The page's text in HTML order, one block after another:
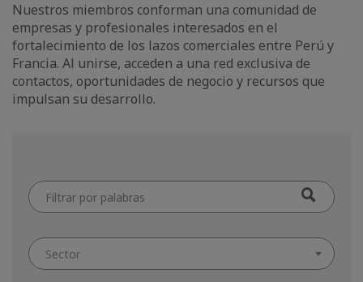
Nuestros miembros conforman una comunidad de
empresas y profesionales interesados en el
fortalecimiento de los lazos comerciales entre Perú y
Francia. Al unirse, acceden a una red exclusiva de
contactos, oportunidades de negocio y recursos que
impulsan su desarrollo.
Filtrar
por
palabras
Sector